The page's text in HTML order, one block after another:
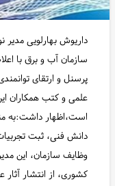
داریوش بهارلویی مدیر
سازمان آب و برق با
پرسنل و ارتقای
است،اظهار داشت:به
دانش فنی، ثبت
کشوری، از انتشار آثار